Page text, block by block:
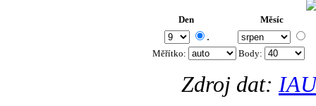
Den Měsíc
.
Měřítko: Body:
Zdroj dat: